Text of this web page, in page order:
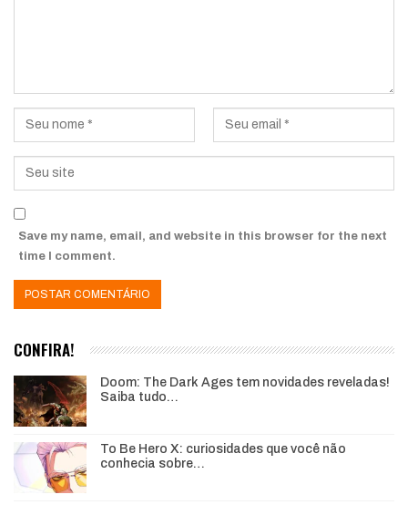
Save my name, email, and website in this browser for the next
time I comment.
CONFIRA!
Doom: The Dark Ages tem novidades reveladas!
Saiba tudo…
To Be Hero X: curiosidades que você não
conhecia sobre…